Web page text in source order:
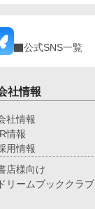
公式SNS一覧
社情報
社情報
情報
用情報
店様向け
ドリームブッククラブ